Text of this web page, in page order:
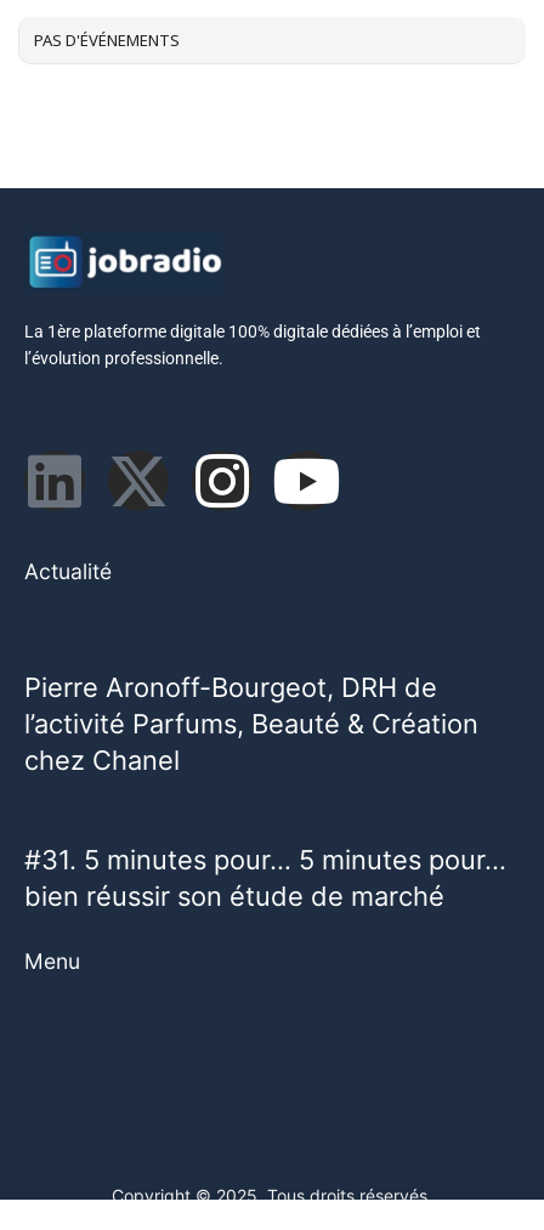
PAS D'ÉVÉNEMENTS
La 1ère plateforme digitale 100% digitale dédiées à l’emploi et
l’évolution professionnelle.
Actualité
Pierre Aronoff-Bourgeot, DRH de
l’activité Parfums, Beauté & Création
chez Chanel
#31. 5 minutes pour… 5 minutes pour…
bien réussir son étude de marché
Menu
Copyright © 2025. Tous droits réservés.